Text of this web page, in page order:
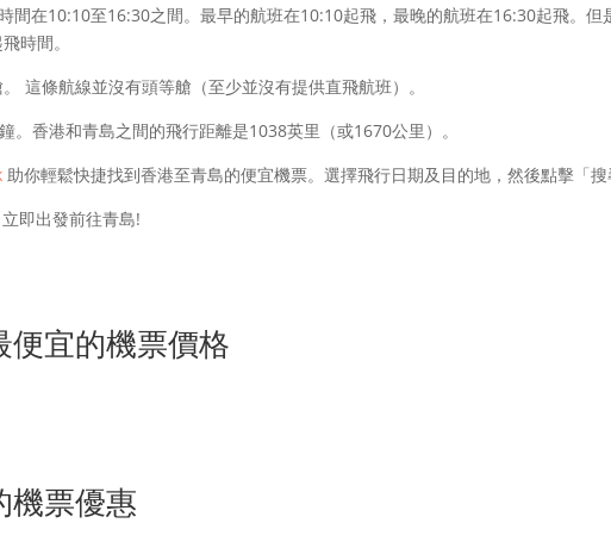
間在10:10至16:30之間。最早的航班在10:10起飛，最晚的航班在16:30起飛。
時間。
這條航線並沒有頭等艙（至少並沒有提供直飛航班）。
。香港和青島之間的飛行距離是1038英里（或1670公里）。
助你輕鬆快捷找到香港至青島的便宜機票。選擇飛行日期及目的地，然後點擊「搜
立即出發前往青島!
宜的機票價格
機票優惠